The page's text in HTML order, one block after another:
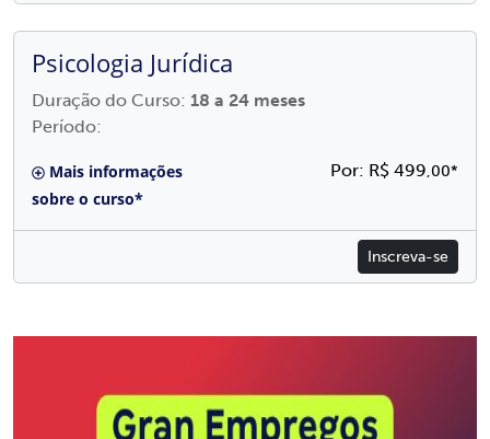
Psicologia Jurídica
Duração do Curso: 18 a 24 meses
Período:
Mais informações
sobre o curso*
Por: R$ 499,00*
Inscreva-se